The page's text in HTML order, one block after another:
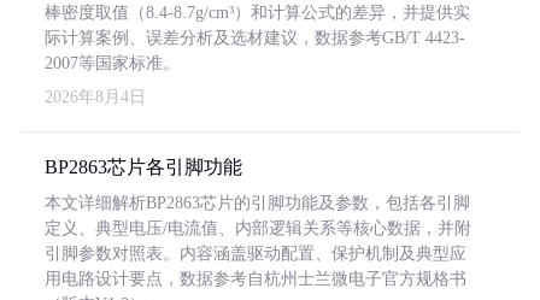
棒密度取值（8.4-8.7g/cm³）和计算公式的差异，并提供实
际计算案例、误差分析及选材建议，数据参考GB/T 4423-
2007等国家标准。
2026年8月4日
BP2863芯片各引脚功能
本文详细解析BP2863芯片的引脚功能及参数，包括各引脚
定义、典型电压/电流值、内部逻辑关系等核心数据，并附
引脚参数对照表。内容涵盖驱动配置、保护机制及典型应
用电路设计要点，数据参考自杭州士兰微电子官方规格书